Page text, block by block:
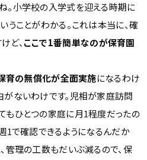
。小学校の入学式を迎える時期に
うことがわかる。これは本当に、確
ど、ここで1番簡単なのが保育園
育の無償化が全面実施になるわけ
がないわけです。児相が家庭訪問
もひとつの家庭に月1程度だったの
1で確認できるようになるんだか
管理の工数もだいぶ減るので、保